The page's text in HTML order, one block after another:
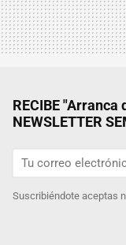
RECIBE "Arranca
NEWSLETTER
Suscribiéndote aceptas